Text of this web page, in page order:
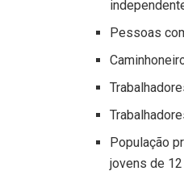
Pessoas
População
jovens de